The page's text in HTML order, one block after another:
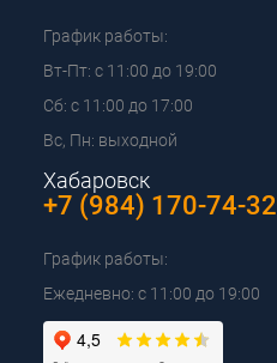
График работы:
Вт-Пт: с 11:00 до 19:00
Сб: с 11:00 до 17:00
Вс, Пн: выходной
Хабаровск
+7 (984) 170-74-32
График работы:
Ежедневно: с 11:00 до 19:00